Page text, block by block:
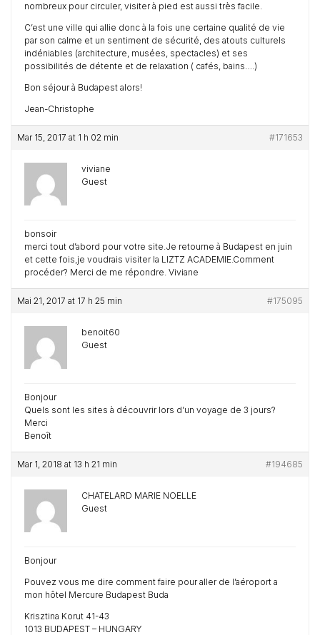
nombreux pour circuler, visiter à pied est aussi très facile.
C’est une ville qui allie donc à la fois une certaine qualité de vie
par son calme et un sentiment de sécurité, des atouts culturels
indéniables (architecture, musées, spectacles) et ses
possibilités de détente et de relaxation ( cafés, bains….)
Bon séjour à Budapest alors!
Jean-Christophe
Mar 15, 2017 at 1 h 02 min #171653
viviane
Guest
bonsoir
merci tout d’abord pour votre site.Je retourne à Budapest en juin
et cette fois,je voudrais visiter la LIZTZ ACADEMIE.Comment
procéder? Merci de me répondre. Viviane
Mai 21, 2017 at 17 h 25 min #175095
benoit60
Guest
Bonjour
Quels sont les sites à découvrir lors d’un voyage de 3 jours?
Merci
Benoît
Mar 1, 2018 at 13 h 21 min #194685
CHATELARD MARIE NOELLE
Guest
Bonjour
Pouvez vous me dire comment faire pour aller de l’aéroport a
mon hôtel Mercure Budapest Buda
Krisztina Korut 41-43
1013 BUDAPEST – HUNGARY